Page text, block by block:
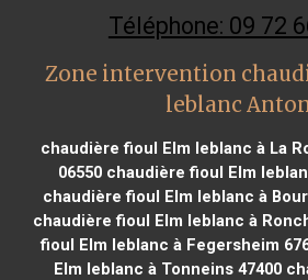
Téléphone: 09 72
Zone intervention
leblanc
chaudière fioul Elm leblanc à La
06550 chaudière fioul Elm
chaudière fioul Elm leblanc à
chaudière fioul Elm leblanc à
fioul Elm leblanc à Fegersheim
Elm leblanc à Tonneins 47400